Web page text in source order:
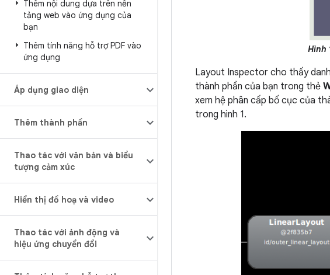
Thêm nội dung dựa trên nền
tảng web vào ứng dụng của
bạn
Thêm tính năng hỗ trợ PDF vào
ứng dụng
Áp dụng giao diện
Thêm thành phần
Thao tác với văn bản và biểu
tượng cảm xúc
Hiển thị đồ hoạ và video
Thao tác với ảnh động và
hiệu ứng chuyển đổi
Hình
Layout Inspector cho thấy
thành phần của bạn trong thẻ
xem hệ phân cấp bố cục của
trong hình 1.